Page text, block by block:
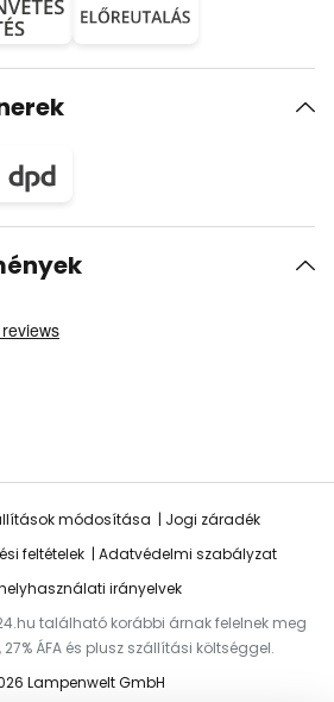
módosítása
Jogi záradék
feltételek
Adatvédelmi szabályzat
irányelvek
található korábbi árnak felelnek meg
ÁFA és plusz szállítási költséggel.
Lampenwelt GmbH